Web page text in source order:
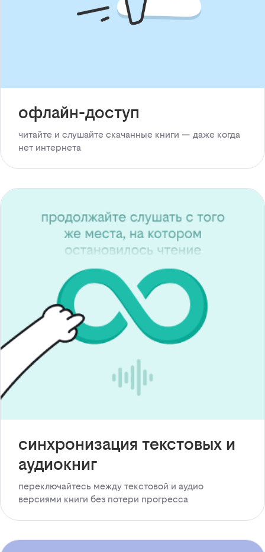
офлайн-доступ
читайте и слушайте скачанные книги — даже когда
нет интернета
синхронизация текстовых и
аудиокниг
переключайтесь между текстовой и аудио
версиями книги без потери прогресса